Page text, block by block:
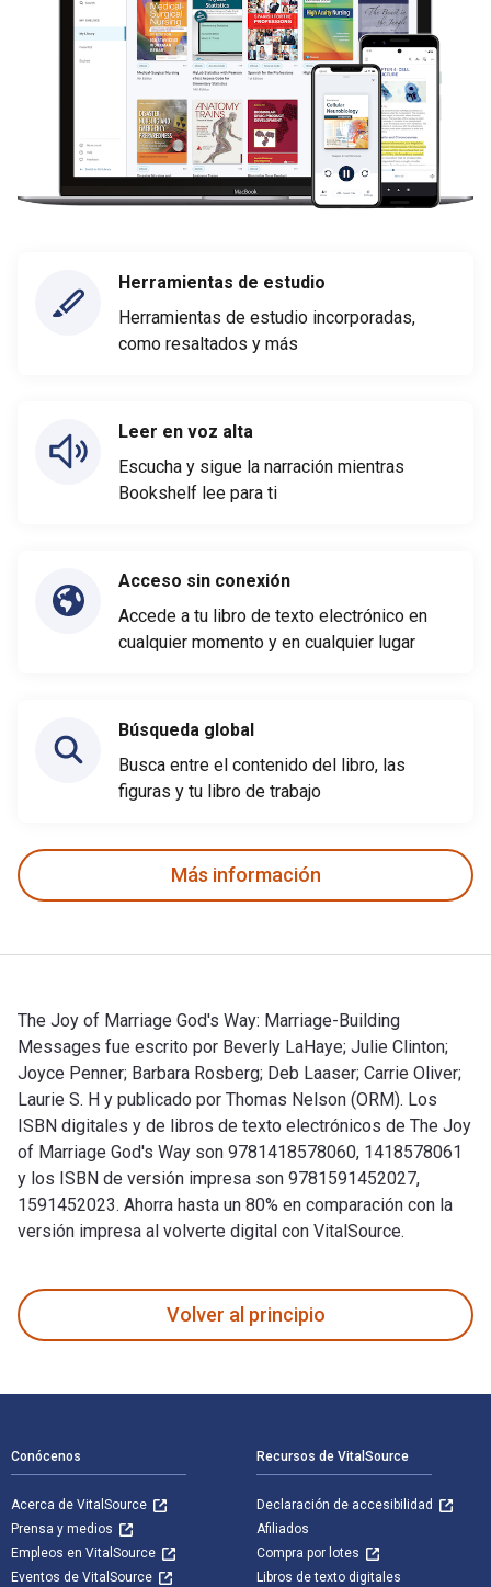
Herramientas de estudio
Herramientas de estudio incorporadas,
como resaltados y más
Leer en voz alta
Escucha y sigue la narración mientras
Bookshelf lee para ti
Acceso sin conexión
Accede a tu libro de texto electrónico en
cualquier momento y en cualquier lugar
Búsqueda global
Busca entre el contenido del libro, las
figuras y tu libro de trabajo
Más información
The Joy of Marriage God's Way: Marriage-Building
Messages fue escrito por Beverly LaHaye; Julie Clinton;
Joyce Penner; Barbara Rosberg; Deb Laaser; Carrie Oliver;
Laurie S. H y publicado por Thomas Nelson (ORM). Los
ISBN digitales y de libros de texto electrónicos de The Joy
of Marriage God's Way son 9781418578060, 1418578061
y los ISBN de versión impresa son 9781591452027,
1591452023. Ahorra hasta un 80% en comparación con la
versión impresa al volverte digital con VitalSource.
Volver al principio
Conócenos
Acerca de VitalSource
Prensa y medios
Empleos en VitalSource
Eventos de VitalSource
Recursos de VitalSource
Declaración de accesibilidad
Afiliados
Compra por lotes
Libros de texto digitales